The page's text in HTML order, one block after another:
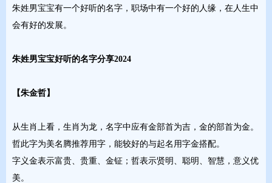
朱姓男宝宝有一个好听的名字，职场中有一个好的人缘，在人生中
会有好的发展。
朱姓男宝宝好听的名字分享2024
【朱金哲】
从生肖上看，生肖为龙，名字中应有金部首为吉，金的部首为金。
哲此字为美名腾推荐用字，能较好的与起名用字金搭配。
字义金表示富贵、贵重、金钲；哲表示贤明、聪明、智慧，意义优
美。